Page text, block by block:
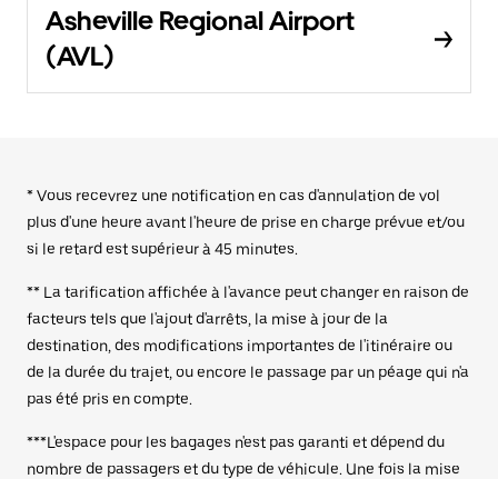
Asheville Regional Airport
(AVL)
* Vous recevrez une notification en cas d'annulation de vol
plus d'une heure avant l'heure de prise en charge prévue et/ou
si le retard est supérieur à 45 minutes.
** La tarification affichée à l'avance peut changer en raison de
facteurs tels que l'ajout d'arrêts, la mise à jour de la
destination, des modifications importantes de l'itinéraire ou
de la durée du trajet, ou encore le passage par un péage qui n'a
pas été pris en compte.
***L'espace pour les bagages n'est pas garanti et dépend du
nombre de passagers et du type de véhicule. Une fois la mise